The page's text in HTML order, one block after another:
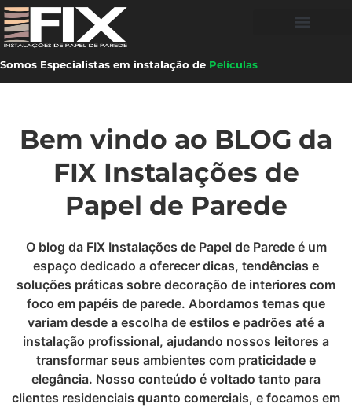
Somos Especialistas em instalação de Películas
Bem vindo ao BLOG da
FIX Instalações de
Papel de Parede
O blog da FIX Instalações de Papel de Parede é um
espaço dedicado a oferecer dicas, tendências e
soluções práticas sobre decoração de interiores com
foco em papéis de parede. Abordamos temas que
variam desde a escolha de estilos e padrões até a
instalação profissional, ajudando nossos leitores a
transformar seus ambientes com praticidade e
elegância. Nosso conteúdo é voltado tanto para
clientes residenciais quanto comerciais, e focamos em